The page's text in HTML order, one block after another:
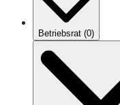
Betriebsrat (0)